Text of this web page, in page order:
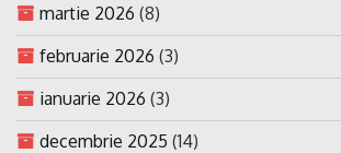
martie 2026 (8)
februarie 2026 (3)
ianuarie 2026 (3)
decembrie 2025 (14)